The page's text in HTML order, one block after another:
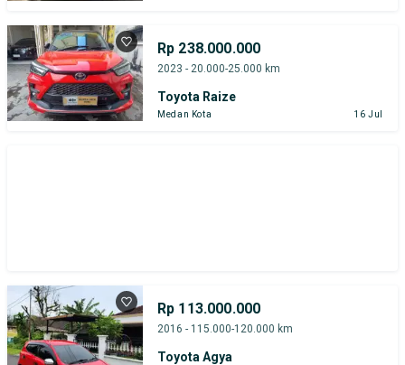
Rp 238.000.000
2023 - 20.000-25.000 km
Toyota Raize
Medan Kota 16 Jul
Rp 113.000.000
2016 - 115.000-120.000 km
Toyota Agya